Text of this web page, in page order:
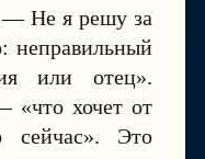
Не я решу за
неправильный
или отец».
«что хочет от
Это